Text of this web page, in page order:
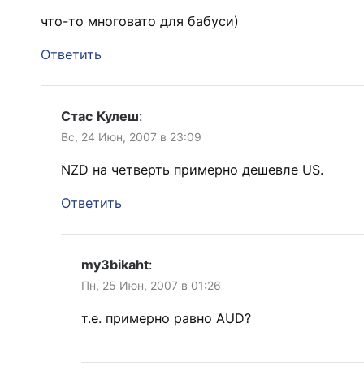
что-то многовато для бабуси)
Ответить
Стас Кулеш:
Вс, 24 Июн, 2007 в 23:09
NZD на четверть примерно дешевле US.
Ответить
my3bikaht:
Пн, 25 Июн, 2007 в 01:26
т.е. примерно равно AUD?